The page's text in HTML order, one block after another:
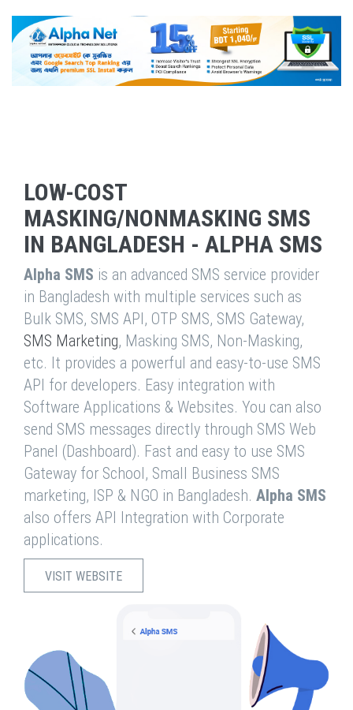
LOW-COST
MASKING/NONMASKING SMS
IN BANGLADESH - ALPHA SMS
Alpha SMS is an advanced SMS service provider
in Bangladesh with multiple services such as
Bulk SMS, SMS API, OTP SMS, SMS Gateway,
SMS Marketing, Masking SMS, Non-Masking,
etc. It provides a powerful and easy-to-use SMS
API for developers. Easy integration with
Software Applications & Websites. You can also
send SMS messages directly through SMS Web
Panel (Dashboard). Fast and easy to use SMS
Gateway for School, Small Business SMS
marketing, ISP & NGO in Bangladesh. Alpha SMS
also offers API Integration with Corporate
applications.
VISIT WEBSITE